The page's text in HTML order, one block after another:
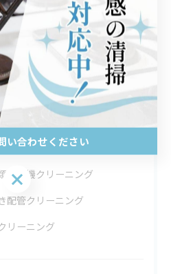
レンジフードクリーニング
リーニング
クリーニング
ードクリーニング
リーニング
機クリーニング
乾燥機クリーニング
配管クリーニング
リーニング
い合わせください
い合わせください